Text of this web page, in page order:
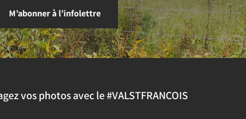
M’abonner à l’infolettre
vos photos avec le #VALSTFRANCOIS